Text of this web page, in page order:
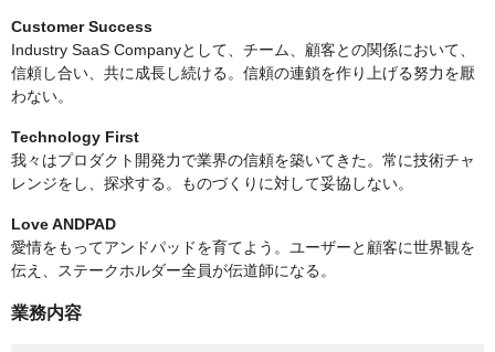
Customer Success
Industry SaaS Companyとして、チーム、顧客との関係において、
信頼し合い、共に成長し続ける。信頼の連鎖を作り上げる努力を厭
わない。
Technology First
我々はプロダクト開発力で業界の信頼を築いてきた。常に技術チャ
レンジをし、探求する。ものづくりに対して妥協しない。
Love ANDPAD
愛情をもってアンドパッドを育てよう。ユーザーと顧客に世界観を
伝え、ステークホルダー全員が伝道師になる。
業務内容